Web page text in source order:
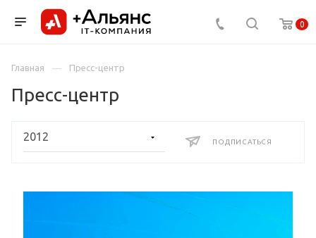
0
Главная Пресс-центр
Пресс-центр
ПОДПИСАТЬСЯ